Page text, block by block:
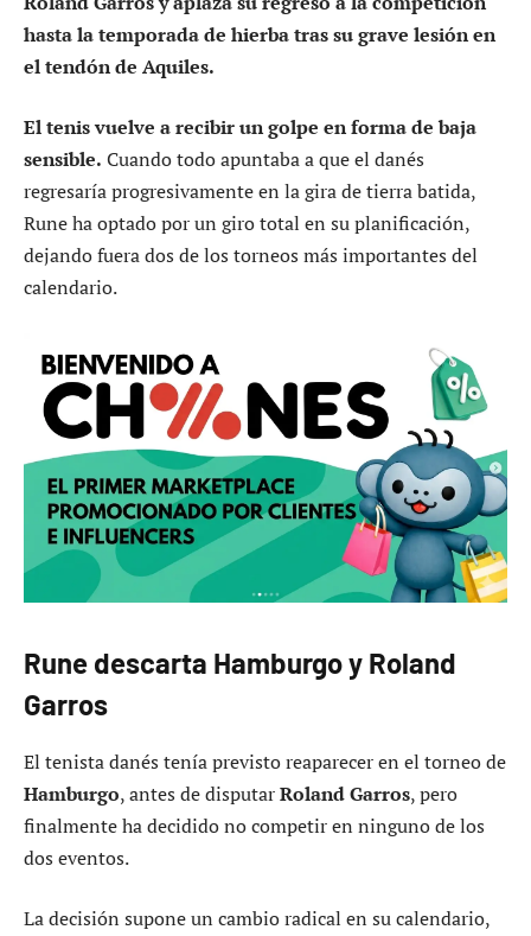
hasta la temporada de hierba tras su grave lesión en
el tendón de Aquiles.
El tenis vuelve a recibir un golpe en forma de baja
sensible. Cuando todo apuntaba a que el danés
regresaría progresivamente en la gira de tierra batida,
Rune ha optado por un giro total en su planificación,
dejando fuera dos de los torneos más importantes del
calendario.
Rune descarta Hamburgo y Roland
Garros
El tenista danés tenía previsto reaparecer en el torneo de
Hamburgo, antes de disputarRoland Garros, pero
finalmente ha decidido no competir en ninguno de los
dos eventos.
La decisión supone un cambio radical en su calendario,